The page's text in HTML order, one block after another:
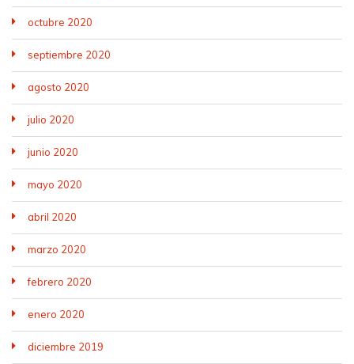
octubre 2020
septiembre 2020
agosto 2020
julio 2020
junio 2020
mayo 2020
abril 2020
marzo 2020
febrero 2020
enero 2020
diciembre 2019